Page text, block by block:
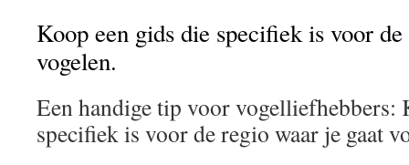
Koop een gids die specifiek is voor
vogelen.
Een handige tip voor vogelliefhebbers:
specifiek is voor de regio waar je gaat